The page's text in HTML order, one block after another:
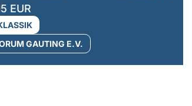
EUR
GAUTING E.V.